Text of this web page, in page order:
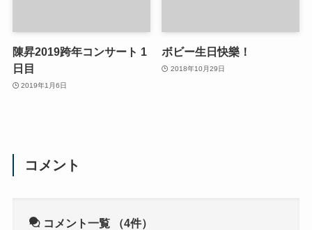
陳昇2019跨年コンサート 1
日目
2019年1月6日
ボビー生日快樂！
2018年10月29日
コメント
コメント一覧 （4件）